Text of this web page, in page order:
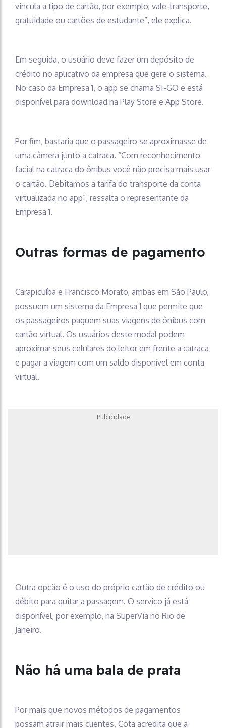
vincula a tipo de cartão, por exemplo, vale-transporte,
gratuidade ou cartões de estudante”, ele explica.
Em seguida, o usuário deve fazer um depósito de
crédito no aplicativo da empresa que gere o sistema.
No caso da Empresa 1, o app se chama SI-GO e está
disponível para download na Play Store e App Store.
Por fim, bastaria que o passageiro se aproximasse de
uma câmera junto a catraca. “Com reconhecimento
facial na catraca do ônibus você não precisa mais usar
o cartão. Debitamos a tarifa do transporte da conta
virtualizada no app”, ressalta o representante da
Empresa 1.
Outras formas de pagamento
Carapicuíba e Francisco Morato, ambas em São Paulo,
possuem um sistema da Empresa 1 que permite que
os passageiros paguem suas viagens de ônibus com
cartão virtual. Os usuários deste modal podem
aproximar seus celulares do leitor em frente a catraca
e pagar a viagem com um saldo disponível em conta
virtual.
Publicidade
Outra opção é o uso do próprio cartão de crédito ou
débito para quitar a passagem. O serviço já está
disponível, por exemplo, na SuperVia no Rio de
Janeiro.
Não há uma bala de prata
Por mais que novos métodos de pagamentos
possam atrair mais clientes, Cota acredita que a